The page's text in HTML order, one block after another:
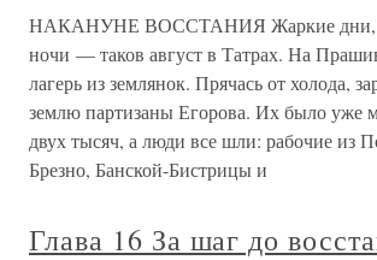
НАКАНУНЕ ВОССТАНИЯ Жаркие дни,
ночи — таков август в Татрах. На
лагерь из землянок. Прячась от холода,
землю партизаны Егорова. Их было уже
двух тысяч, а люди все шли: рабочие из
Брезно, Банской-Бистрицы и
Глава 16 За шаг до